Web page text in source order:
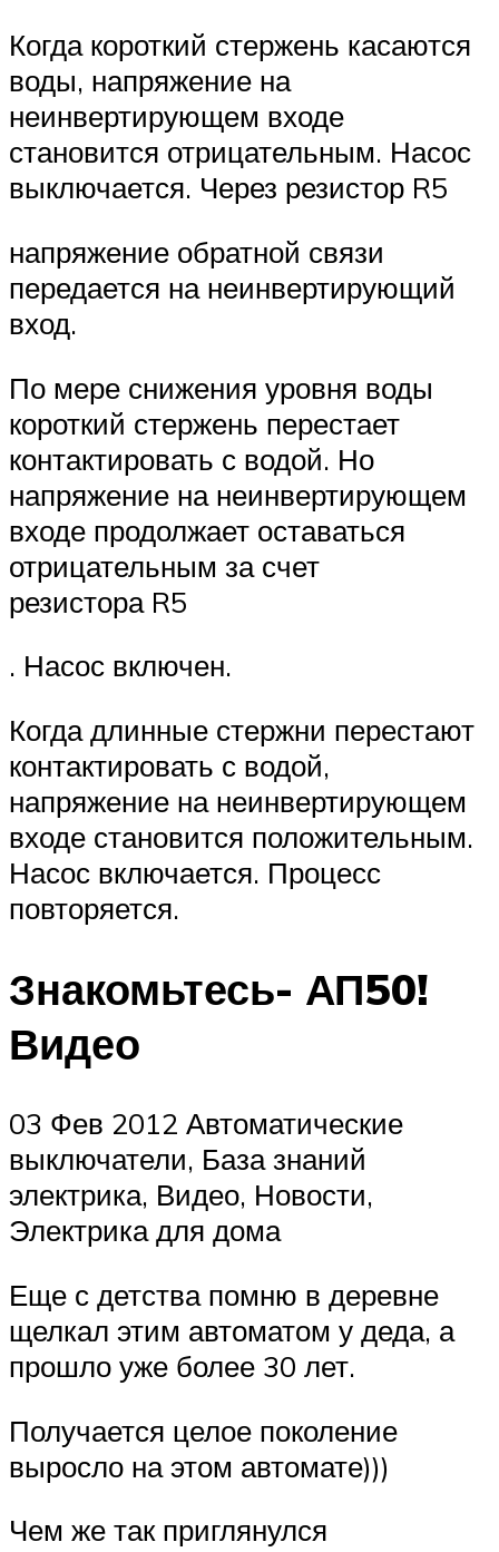
Когда короткий стержень касаются
воды, напряжение на
неинвертирующем входе
становится отрицательным. Насос
выключается. Через резистор R5
напряжение обратной связи
передается на неинвертирующий
вход.
По мере снижения уровня воды
короткий стержень перестает
контактировать с водой. Но
напряжение на неинвертирующем
входе продолжает оставаться
отрицательным за счет
резистора R5
. Насос включен.
Когда длинные стержни перестают
контактировать с водой,
напряжение на неинвертирующем
входе становится положительным.
Насос включается. Процесс
повторяется.
Знакомьтесь- АП50!
Видео
03 Фев 2012 Автоматические
выключатели, База знаний
электрика, Видео, Новости,
Электрика для дома
Еще с детства помню в деревне
щелкал этим автоматом у деда, а
прошло уже более 30 лет.
Получается целое поколение
выросло на этом автомате)))
Чем же так приглянулся